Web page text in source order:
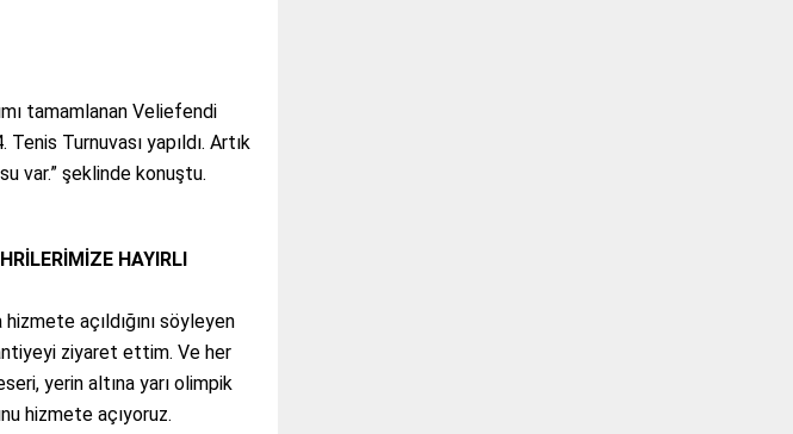
tamamlanan Veliefendi
Tenis Turnuvası yapıldı. Artık
var.” şeklinde konuştu.
HAYIRLI
açıldığını söyleyen
ziyaret ettim. Ve her
yerin altına yarı olimpik
hizmete açıyoruz.